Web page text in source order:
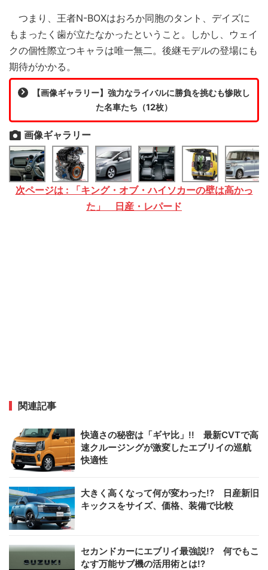
つまり、王者N-BOXはおろか同胞のタント、デイズに
もまったく歯が立たなかったということ。しかし、ウェイ
クの個性際立つキャラは唯一無二。後継モデルの登場にも
期待がかかる。
【画像ギャラリー】強力なライバルに勝負を挑むも惨敗し
た名車たち（12枚）
画像ギャラリー
次ページは : 「キング・オブ・ハイソカーの壁は高かっ
た」 日産・レパード
関連記事
快適さの秘密は「ギヤ比」!! 最新CVTで高
速クルージングが激変したエブリイの巡航
快適性
大きく高くなって何が変わった!? 日産新旧
キックスをサイズ、価格、装備で比較
セカンドカーにエブリイ最強説!? 何でもこ
なす万能サブ機の活用術とは!?